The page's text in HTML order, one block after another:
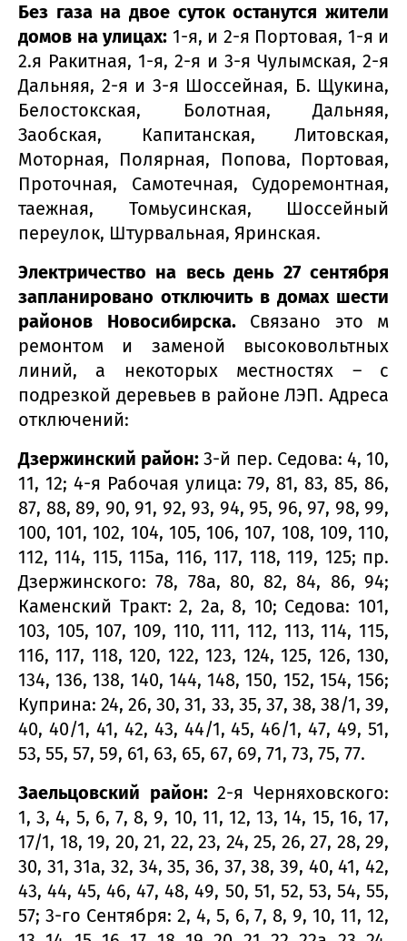
Без газа на двое суток останутся жители
домов на улицах: 1-я, и 2-я Портовая, 1-я и
2.я Ракитная, 1-я, 2-я и 3-я Чулымская, 2-я
Дальняя, 2-я и 3-я Шоссейная, Б. Щукина,
Белостокская, Болотная, Дальняя,
Заобская, Капитанская, Литовская,
Моторная, Полярная, Попова, Портовая,
Проточная, Самотечная, Судоремонтная,
таежная, Томьусинская, Шоссейный
переулок, Штурвальная, Яринская.
Электричество на весь день 27 сентября
запланировано отключить в домах шести
районов Новосибирска.Связано это м
ремонтом и заменой высоковольтных
линий, а некоторых местностях – с
подрезкой деревьев в районе ЛЭП. Адреса
отключений:
Дзержинский район: 3-й пер. Седова: 4, 10,
11, 12; 4-я Рабочая улица: 79, 81, 83, 85, 86,
87, 88, 89, 90, 91, 92, 93, 94, 95, 96, 97, 98, 99,
100, 101, 102, 104, 105, 106, 107, 108, 109, 110,
112, 114, 115, 115а, 116, 117, 118, 119, 125; пр.
Дзержинского: 78, 78а, 80, 82, 84, 86, 94;
Каменский Тракт: 2, 2а, 8, 10; Седова: 101,
103, 105, 107, 109, 110, 111, 112, 113, 114, 115,
116, 117, 118, 120, 122, 123, 124, 125, 126, 130,
134, 136, 138, 140, 144, 148, 150, 152, 154, 156;
Куприна: 24, 26, 30, 31, 33, 35, 37, 38, 38/1, 39,
40, 40/1, 41, 42, 43, 44/1, 45, 46/1, 47, 49, 51,
53, 55, 57, 59, 61, 63, 65, 67, 69, 71, 73, 75, 77.
Заельцовский район:2-я Черняховского:
1, 3, 4, 5, 6, 7, 8, 9, 10, 11, 12, 13, 14, 15, 16, 17,
17/1, 18, 19, 20, 21, 22, 23, 24, 25, 26, 27, 28, 29,
30, 31, 31а, 32, 34, 35, 36, 37, 38, 39, 40, 41, 42,
43, 44, 45, 46, 47, 48, 49, 50, 51, 52, 53, 54, 55,
57; 3-го Сентября: 2, 4, 5, 6, 7, 8, 9, 10, 11, 12,